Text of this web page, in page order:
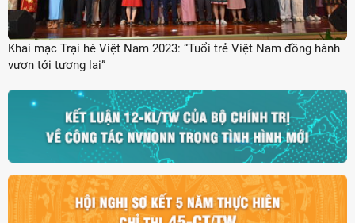
Khai mạc Trại hè Việt Nam 2023: “Tuổi trẻ Việt Nam đồng hành
vươn tới tương lai”